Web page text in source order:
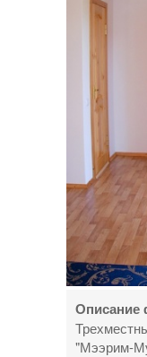
Описание
"Мээрим-